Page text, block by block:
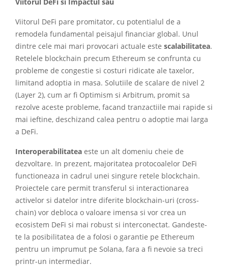
Viitorul DeFi si Impactul sau
Viitorul DeFi pare promitator, cu potentialul de a
remodela fundamental peisajul financiar global. Unul
dintre cele mai mari provocari actuale este scalabilitatea.
Retelele blockchain precum Ethereum se confrunta cu
probleme de congestie si costuri ridicate ale taxelor,
limitand adoptia in masa. Solutiile de scalare de nivel 2
(Layer 2), cum ar fi Optimism si Arbitrum, promit sa
rezolve aceste probleme, facand tranzactiile mai rapide si
mai ieftine, deschizand calea pentru o adoptie mai larga
a DeFi.
Interoperabilitatea este un alt domeniu cheie de
dezvoltare. In prezent, majoritatea protocoalelor DeFi
functioneaza in cadrul unei singure retele blockchain.
Proiectele care permit transferul si interactionarea
activelor si datelor intre diferite blockchain-uri (cross-
chain) vor debloca o valoare imensa si vor crea un
ecosistem DeFi si mai robust si interconectat. Gandeste-
te la posibilitatea de a folosi o garantie pe Ethereum
pentru un imprumut pe Solana, fara a fi nevoie sa treci
printr-un intermediar.